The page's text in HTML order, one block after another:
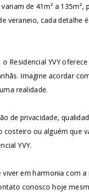
de 41m² a 135m²,
veraneio, cada detalhe
Residencial YVY
Imagine acordar
realidade.
de privacidade,
ou alguém que
YVY.
em harmonia com
conosco hoje